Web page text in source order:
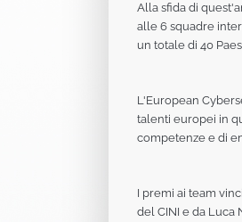
Alla sfida di
alle 6 squadre
un totale di 40
L'European
talenti europei in
competenze e di
I premi ai team
del CINI e da Luca